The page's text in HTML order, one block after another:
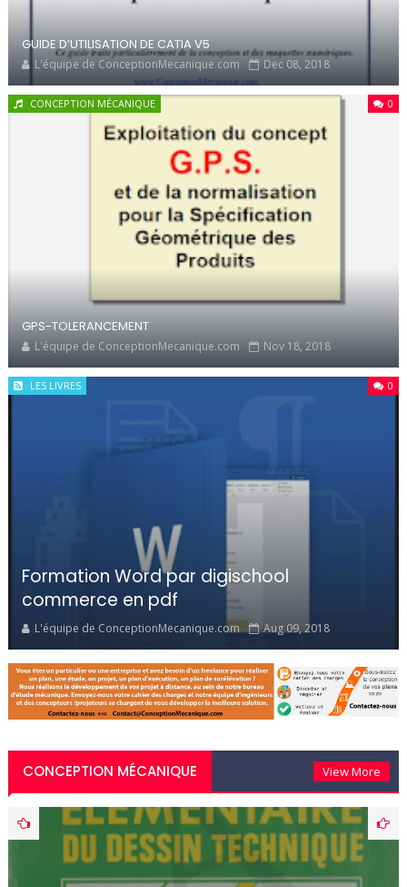
GUIDE D’UTILISATION DE CATIA V5
L'équipe de ConceptionMecanique.com Dec 08, 2018
CONCEPTION MÉCANIQUE 0
GPS-TOLERANCEMENT
L'équipe de ConceptionMecanique.com Nov 18, 2018
LES LIVRES 0
Formation Word par digischool
commerce en pdf
L'équipe de ConceptionMecanique.com Aug 09, 2018
CONCEPTION MÉCANIQUE View More